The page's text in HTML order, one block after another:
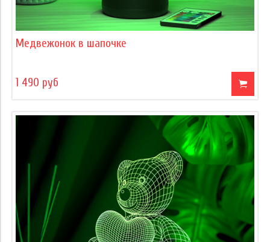
Медвежонок в шапочке
1 490 руб